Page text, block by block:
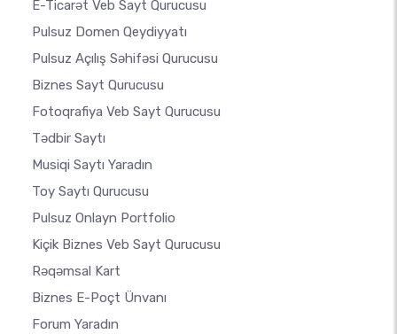
E-Ticarət Veb Sayt Qurucusu
Pulsuz Domen Qeydiyyatı
Pulsuz Açılış Səhifəsi Qurucusu
Biznes Sayt Qurucusu
Fotoqrafiya Veb Sayt Qurucusu
Tədbir Saytı
Musiqi Saytı Yaradın
Toy Saytı Qurucusu
Pulsuz Onlayn Portfolio
Kiçik Biznes Veb Sayt Qurucusu
Rəqəmsal Kart
Biznes E-Poçt Ünvanı
Forum Yaradın